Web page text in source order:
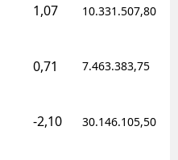
1,07 10.331.507,80
0,71 7.463.383,75
-2,10 30.146.105,50